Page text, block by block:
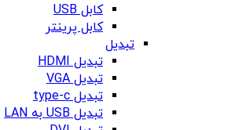
کابل USB
کابل پرینتر
تبدیل
تبدیل HDMI
تبدیل VGA
تبدیل type-c
تبدیل USB به LAN